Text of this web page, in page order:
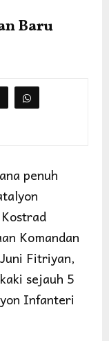
Baru
penuh
Komandan
Fitriyan,
sejauh 5
Infanteri